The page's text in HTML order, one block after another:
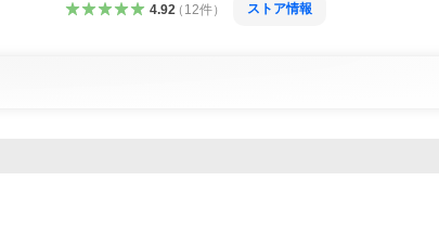
4.92（ 12件） ストア情報